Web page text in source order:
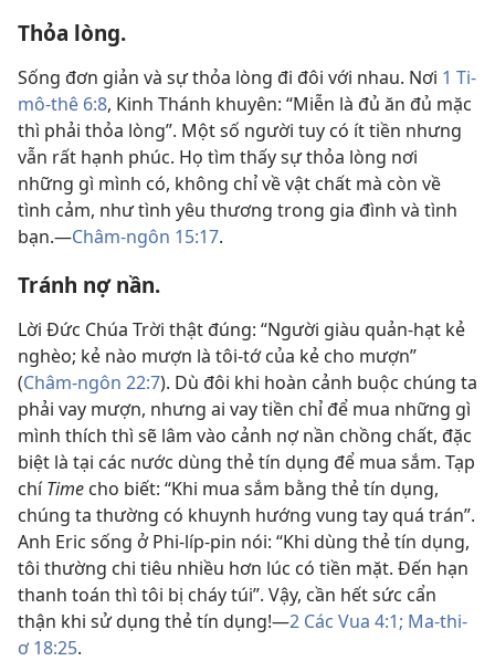
Thỏa lòng.
Sống đơn giản và sự thỏa lòng đi đôi với nhau. Nơi 1 Ti-
mô-thê 6:8, Kinh Thánh khuyên: “Miễn là đủ ăn đủ mặc
thì phải thỏa lòng”. Một số người tuy có ít tiền nhưng
vẫn rất hạnh phúc. Họ tìm thấy sự thỏa lòng nơi
những gì mình có, không chỉ về vật chất mà còn về
tình cảm, như tình yêu thương trong gia đình và tình
bạn.—Châm-ngôn 15:17.
Tránh nợ nần.
Lời Đức Chúa Trời thật đúng: “Người giàu quản-hạt kẻ
nghèo; kẻ nào mượn là tôi-tớ của kẻ cho mượn”
(Châm-ngôn 22:7). Dù đôi khi hoàn cảnh buộc chúng ta
phải vay mượn, nhưng ai vay tiền chỉ để mua những gì
mình thích thì sẽ lâm vào cảnh nợ nần chồng chất, đặc
biệt là tại các nước dùng thẻ tín dụng để mua sắm. Tạp
chíTime cho biết: “Khi mua sắm bằng thẻ tín dụng,
chúng ta thường có khuynh hướng vung tay quá trán”.
Anh Eric sống ở Phi-líp-pin nói: “Khi dùng thẻ tín dụng,
tôi thường chi tiêu nhiều hơn lúc có tiền mặt. Đến hạn
thanh toán thì tôi bị cháy túi”. Vậy, cần hết sức cẩn
thận khi sử dụng thẻ tín dụng!—2 Các Vua 4:1; Ma-thi-
ơ 18:25.